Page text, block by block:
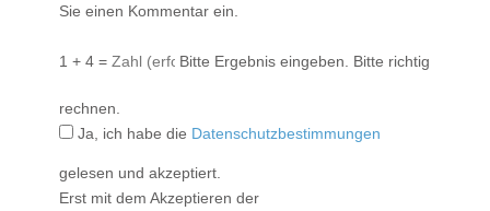
Sie einen Kommentar ein.
1 + 4 = Bitte Ergebnis eingeben. Bitte richtig
rechnen.
Ja, ich habe die Datenschutzbestimmungen
gelesen und akzeptiert.
Erst mit dem Akzeptieren der